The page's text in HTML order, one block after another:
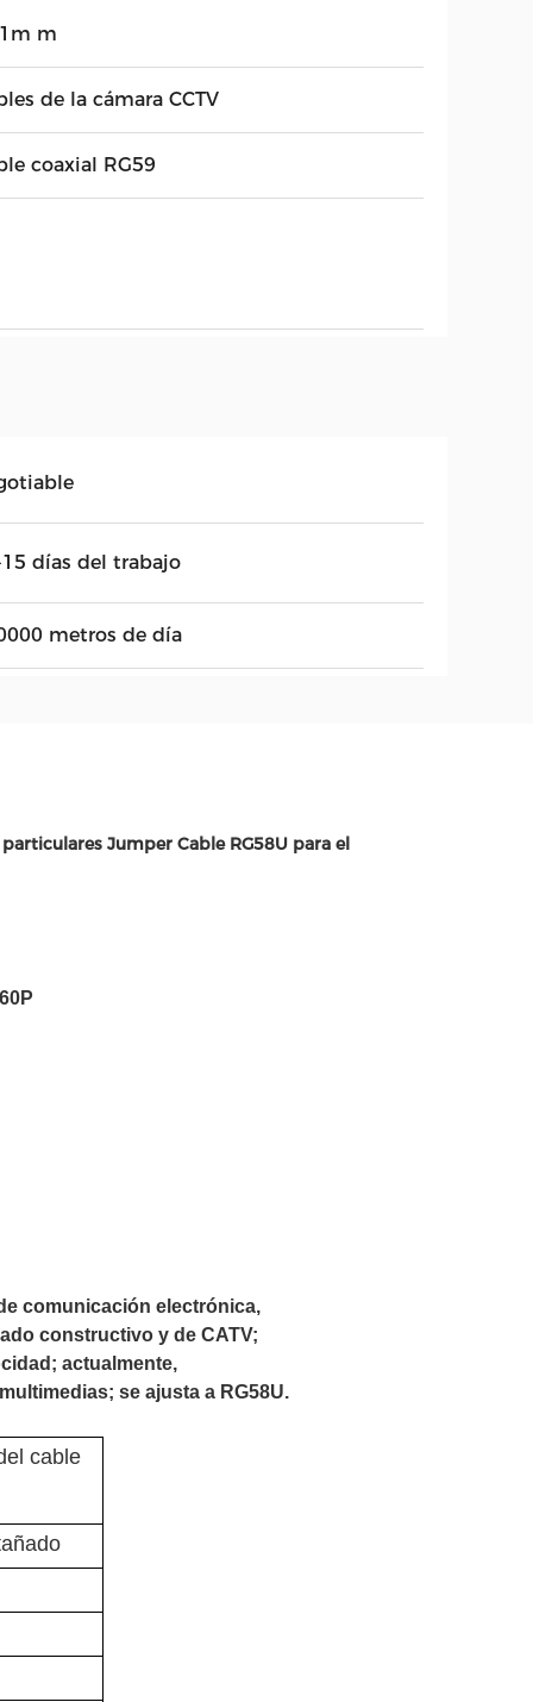
m
de la cámara CCTV
coaxial RG59
días del trabajo
metros de día
Jumper Cable RG58U para el
comunicación electrónica,
constructivo y de CATV;
actualmente,
se ajusta a RG58U.
cable